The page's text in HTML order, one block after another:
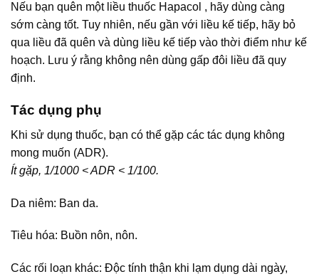
Nếu bạn quên một liều thuốc Hapacol , hãy dùng càng
sớm càng tốt. Tuy nhiên, nếu gần với liều kế tiếp, hãy bỏ
qua liều đã quên và dùng liều kế tiếp vào thời điểm như kế
hoạch. Lưu ý rằng không nên dùng gấp đôi liều đã quy
định.
Tác dụng phụ
Khi sử dụng thuốc, bạn có thể gặp các tác dụng không
mong muốn (ADR).
Ít gặp, 1/1000 < ADR < 1/100.
Da niêm: Ban da.
Tiêu hóa: Buồn nôn, nôn.
Các rối loạn khác: Độc tính thận khi lạm dụng dài ngày,